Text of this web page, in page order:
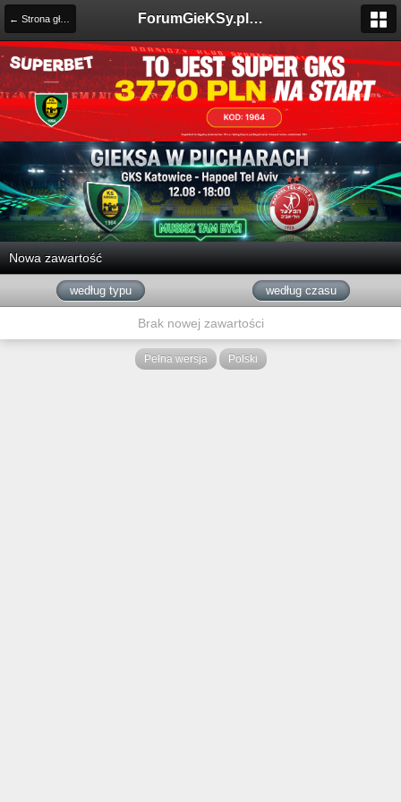
← Strona główna ForumGieKSy.pl - Oficjalne forum kibiców GKS Katowice
Nowa zawartość
według typu według czasu
Brak nowej zawartości
Pełna wersja Polski